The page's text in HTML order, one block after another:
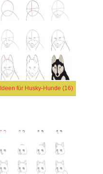
Ideen für Husky-Hunde (16)